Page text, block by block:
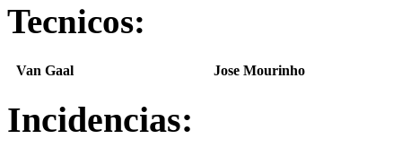
Tecnicos:
Van Gaal Jose Mourinho
Incidencias: